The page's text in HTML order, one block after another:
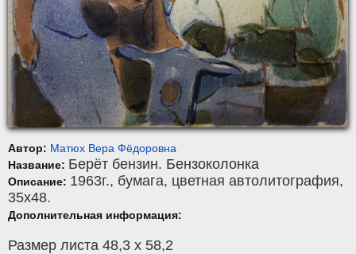
Автор: Матюх Вера Фёдоровна
Название: Берёт бензин. Бензоколонка
Описание: 1963г., бумага, цветная автолитография,
35x48.
Дополнительная информация:
Размер листа 48,3 х 58,2